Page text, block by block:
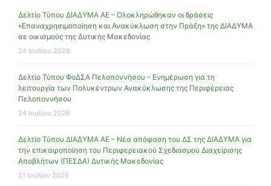
Δελτίο Τύπου ΔΙΑΔΥΜΑ ΑΕ – Ολοκληρώθηκαν οι δράσεις
«Επαναχρησιμοποίηση και Ανακύκλωση στην Πράξη» της ΔΙΑΔΥΜΑ
σε οικισμούς της Δυτικής Μακεδονίας
24 Ιουλίου 2026
Δελτίο Τύπου ΦοΔΣΑ Πελοποννήσου – Ενημέρωση για τη
λειτουργία των Πολυκέντρων Ανακύκλωσης της Περιφέρειας
Πελοποννήσου
24 Ιουλίου 2026
Δελτίο Τύπου ΔΙΑΔΥΜΑ ΑΕ – Νέα απόφαση του ΔΣ της ΔΙΑΔΥΜΑ για
την επικαιροποίηση του Περιφερειακού Σχεδιασμού Διαχείρισης
Αποβλήτων (ΠΕΣΔΑ) Δυτικής Μακεδονίας
21 Ιουλίου 2026